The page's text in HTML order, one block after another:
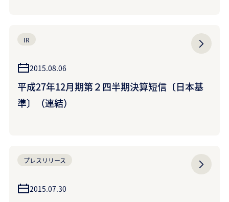
IR
2015.08.06
平成27年12月期第２四半期決算短信〔日本基
準〕（連結）
プレスリリース
2015.07.30